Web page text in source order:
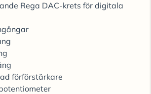
Rega DAC-krets för digitala
förförstärkare